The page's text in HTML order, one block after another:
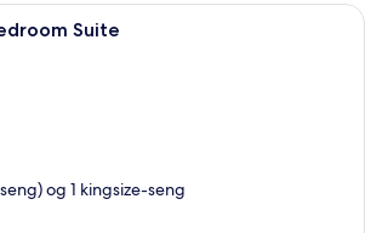
Et hotelværelse med en stor seng,
Suite
og 1 kingsize-seng